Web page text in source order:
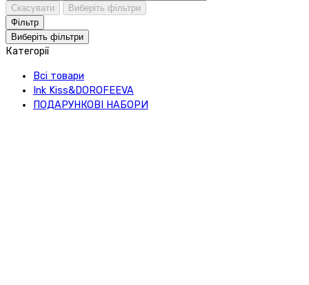
Скасувати
Виберіть фільтри
Фільтр
Виберіть фільтри
Категорії
Всі товари
Ink Kiss&DOROFEEVA
ПОДАРУНКОВІ НАБОРИ